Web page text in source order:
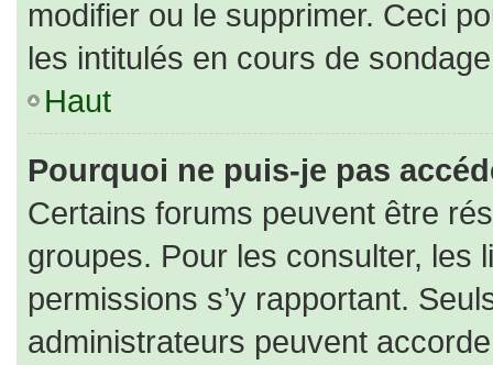
modifier ou le supprimer. Ceci
les intitulés en cours de
Haut
Pourquoi ne puis-je pas
Certains forums peuvent être
groupes. Pour les consulter, les
permissions s’y rapportant.
administrateurs peuvent